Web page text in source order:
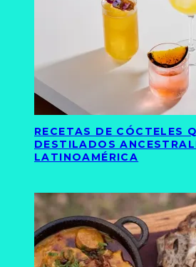
RECETAS DE CÓCTELES
DESTILADOS
LATINOAMÉRICA